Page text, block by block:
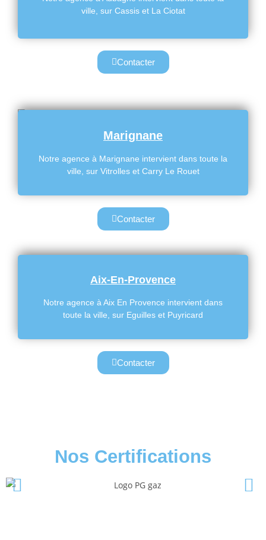
ville, sur Cassis et La Ciotat
Contacter
Marignane
Notre agence à Marignane intervient dans toute la
ville, sur Vitrolles et Carry Le Rouet
Contacter
Aix-En-Provence
Notre agence à Aix En Provence intervient dans
toute la ville, sur Eguilles et Puyricard
Contacter
Nos Certifications